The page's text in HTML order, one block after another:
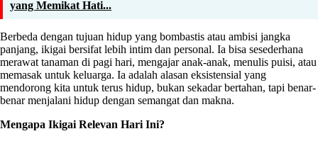
yang Memikat Hati...
Berbeda dengan tujuan hidup yang bombastis atau ambisi jangka
panjang, ikigai bersifat lebih intim dan personal. Ia bisa sesederhana
merawat tanaman di pagi hari, mengajar anak-anak, menulis puisi, atau
memasak untuk keluarga. Ia adalah alasan eksistensial yang
mendorong kita untuk terus hidup, bukan sekadar bertahan, tapi benar-
benar menjalani hidup dengan semangat dan makna.
Mengapa Ikigai Relevan Hari Ini?